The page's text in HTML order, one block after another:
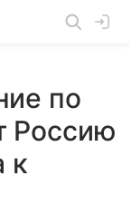
по
Россию
к